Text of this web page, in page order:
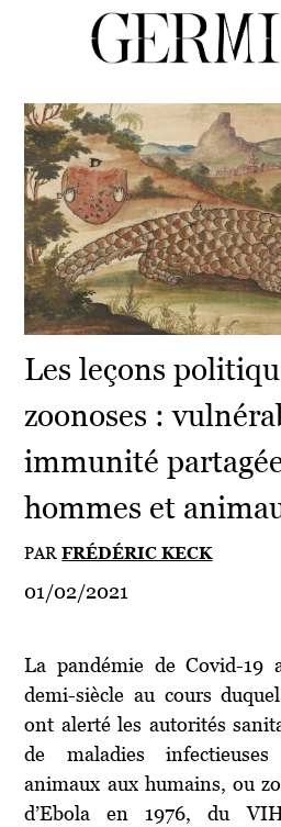
Les leçons
zoonoses :
immunité
hommes et
PARFRÉDÉRIC KECK
01/02/2021
La pandémie de Covid-19
demi-siècle au cours
ont alerté les autorités
de maladies
animaux aux humains, ou
d’Ebola en 1976, du